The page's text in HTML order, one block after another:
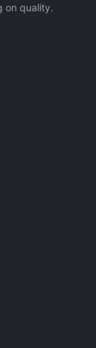
on quality.